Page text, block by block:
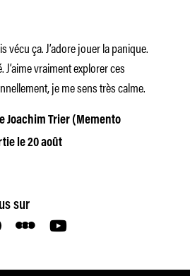
vécu ça. J’adore jouer la panique.
J’aime vraiment explorer ces
je me sens très calme.
Joachim Trier (Memento
le 20 août
sur